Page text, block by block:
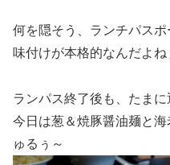
何を隠そう、ランチパス
味付けが本格的なんだよ
ランパス終了後も、たまに
今日は葱＆焼豚醤油麺と
ゅるぅ～